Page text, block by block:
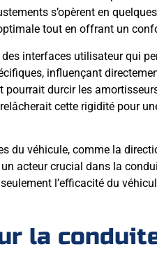
s’opèrent en
tout en offrant un
interfaces utilisateur qui
influençant
pourrait durcir les
cette rigidité pour
du véhicule, comme la
acteur crucial dans la
l’efficacité du
la